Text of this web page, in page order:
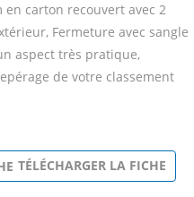
en carton recouvert avec 2
Fermeture avec sangle
aspect très pratique,
de votre classement
TÉLÉCHARGER LA FICHE